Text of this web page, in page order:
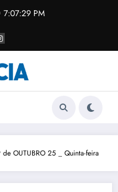
7:07:30 PM
de OUTUBRO 25 _ Quinta-feira